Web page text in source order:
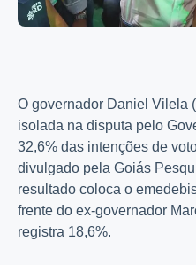
O governador Daniel Vilela
isolada na disputa pelo
32,6% das intenções de
divulgado pela Goiás
resultado coloca o
frente do ex-governador
registra 18,6%.